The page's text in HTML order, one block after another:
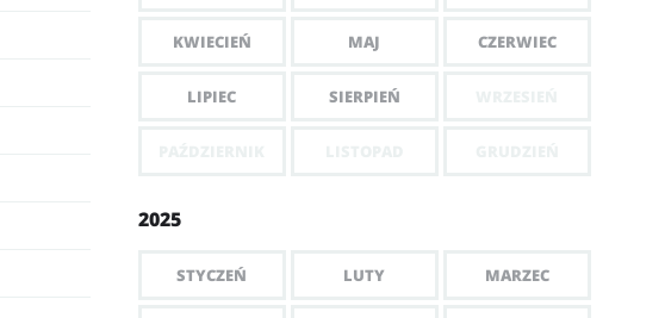
KWIECIEŃ MAJ CZERWIEC
LIPIEC SIERPIEŃ
2025
STYCZEŃ LUTY MARZEC